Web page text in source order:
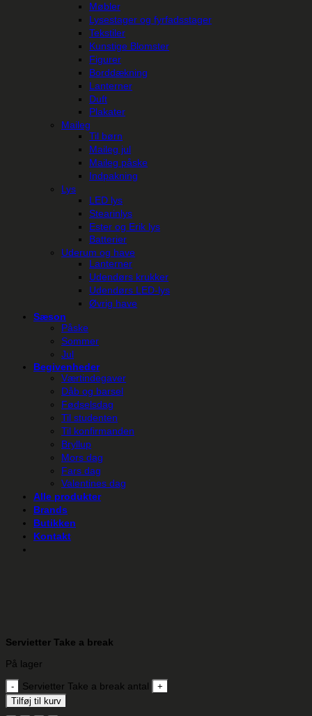
Møbler
Lysestager og fyrfadsstager
Tekstiler
Kunstige Blomster
Figurer
Borddækning
Lanterner
Duft
Plakater
Maileg
Til børn
Maileg jul
Maileg påske
Indpakning
Lys
LED lys
Stearinlys
Ester og Erik lys
Batterier
Uderum og have
Lanterner
Udendørs krukker
Udendørs LED-lys
Øvrig have
Sæson
Påske
Sommer
Jul
Begivenheder
Værtindegaver
Dåb og barsel
Fødselsdag
Til studenten
Til konfirmanden
Bryllup
Mors dag
Fars dag
Valentines dag
Alle produkter
Brands
Butikken
Kontakt
Servietter Take a break
På lager
Servietter Take a break antal
Tilføj til kurv